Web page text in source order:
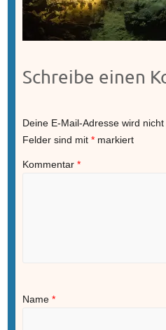
Schreibe einen
Deine E-Mail-Adresse wird nicht
Felder sind mit *markiert
Kommentar *
Name *